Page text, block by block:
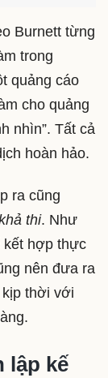
Burnett từng
trong
quảng cáo
cho quảng
nhìn”. Tất cả
hoàn hảo.
ra cũng
thi. Như
kết hợp thực
nên đưa ra
thời với
lập kế